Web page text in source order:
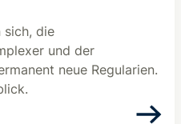
sich, die
und der
neue Regularien.